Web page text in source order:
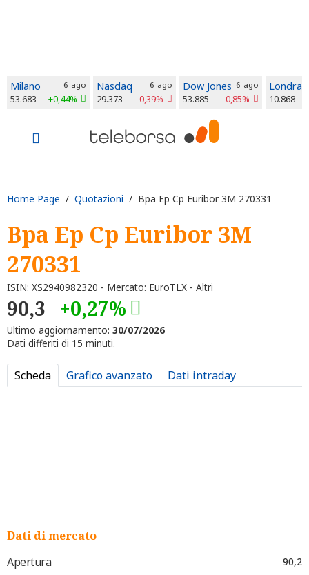
Milano 6-ago
53.683 +0,44%
Nasdaq 6-ago
29.373 -0,39%
Dow Jones 6-ago
53.885 -0,85%
Londra
10.868
Home Page / Quotazioni / Bpa Ep Cp Euribor 3M 270331
Bpa Ep Cp Euribor 3M
270331
ISIN: XS2940982320 - Mercato: EuroTLX - Altri
90,3 +0,27%
Ultimo aggiornamento: 30/07/2026
Dati differiti di 15 minuti.
Scheda Grafico avanzato Dati intraday
Dati di mercato
Apertura
90,2